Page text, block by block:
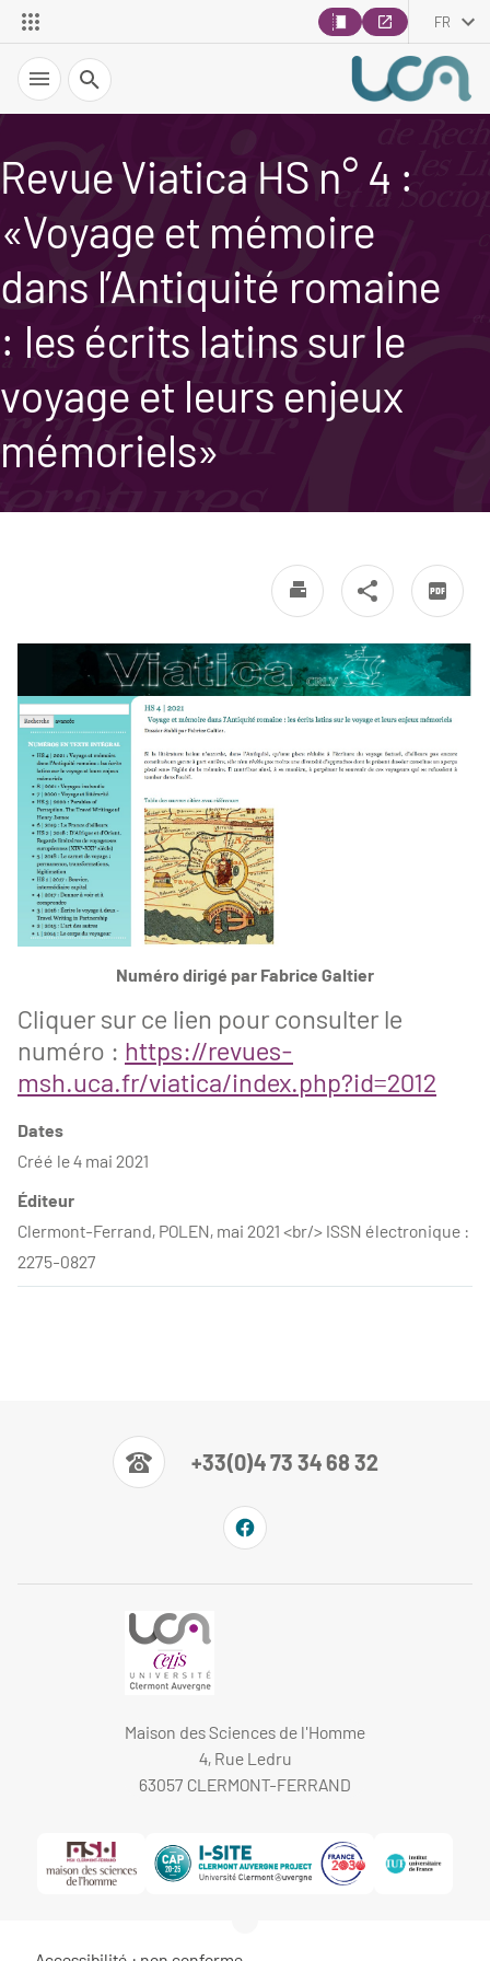
FR
Recherche
Revue Viatica HS n° 4 :
«Voyage et mémoire
dans l’Antiquité romaine
: les écrits latins sur le
voyage et leurs enjeux
mémoriels»
Numéro dirigé par Fabrice Galtier
Cliquer sur ce lien pour consulter le
numéro : https://revues-
msh.uca.fr/viatica/index.php?id=2012
Dates
Créé le 4 mai 2021
Éditeur
Clermont-Ferrand, POLEN, mai 2021 <br/> ISSN électronique :
2275-0827
+33(0)4 73 34 68 32
Maison des Sciences de l'Homme
4, Rue Ledru
63057 CLERMONT-FERRAND